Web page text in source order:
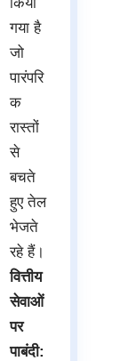
गया है
जो
पारंपरि
क
रास्तों
से
बचते
हुए तेल
भेजते
रहे हैं।
वित्तीय
सेवाओं
पर
पाबंदी: